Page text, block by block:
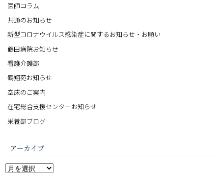
医師コラム
共通のお知らせ
新型コロナウイルス感染症に関するお知らせ・お願い
鶴田病院お知らせ
看護介護部
鶴翔苑お知らせ
空床のご案内
在宅総合支援センターお知らせ
栄養部ブログ
アーカイブ